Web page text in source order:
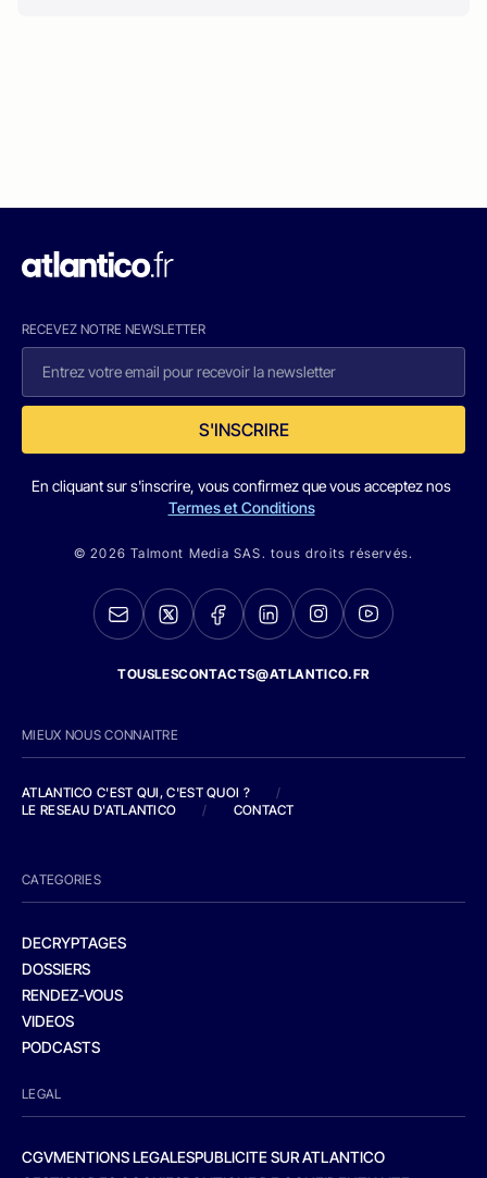
RECEVEZ NOTRE NEWSLETTER
S'INSCRIRE
En cliquant sur s'inscrire, vous confirmez que vous acceptez nos
Termes et Conditions
© 2026 Talmont Media SAS. tous droits réservés.
TOUSLESCONTACTS@ATLANTICO.FR
MIEUX NOUS CONNAITRE
ATLANTICO C'EST QUI, C'EST QUOI ?
/
LE RESEAU D'ATLANTICO
/ CONTACT
CATEGORIES
DECRYPTAGES
DOSSIERS
RENDEZ-VOUS
VIDEOS
PODCASTS
LEGAL
CGVMENTIONS LEGALESPUBLICITE SUR ATLANTICO